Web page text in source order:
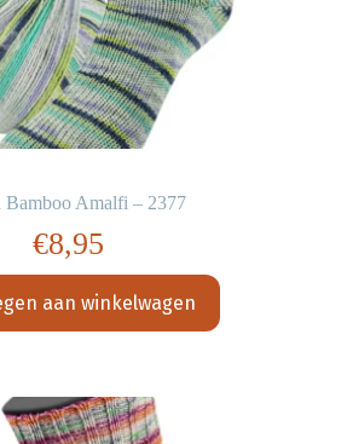
Bamboo Amalfi – 2377
€8,95
aan winkelwagen